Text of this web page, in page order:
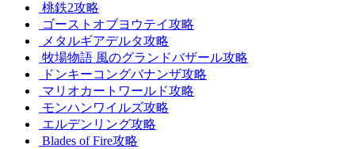
桃鉄2攻略
ゴーストオブヨウテイ攻略
メタルギアデルタ攻略
牧場物語 風のグランドバザール攻略
ドンキーコングバナンザ攻略
マリオカートワールド攻略
モンハンワイルズ攻略
エルデンリング攻略
Blades of Fire攻略